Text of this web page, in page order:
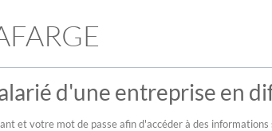
d'une entreprise en
et votre mot de passe afin d'accéder à des